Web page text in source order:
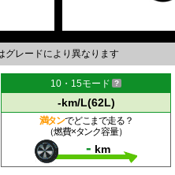
グレードにより異なります
10・15モード
-km/L(62L)
満タンでどこまで走る？
（燃費×タンク容量）
- km